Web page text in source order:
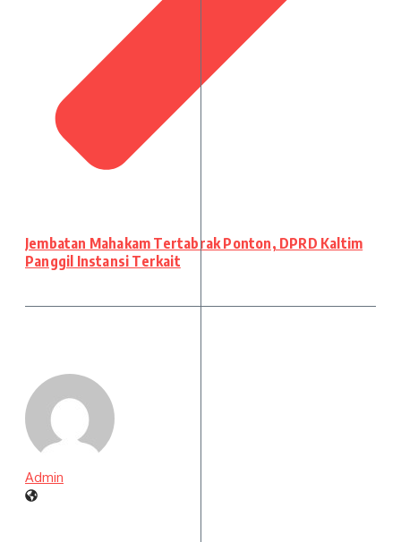
Jembatan Mahakam Tertabrak Ponton, DPRD Kaltim
Panggil Instansi Terkait
Admin